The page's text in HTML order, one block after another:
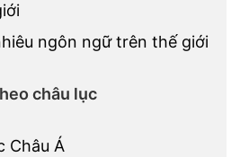
ngôn ngữ trên thế giới
châu lục
Châu Á